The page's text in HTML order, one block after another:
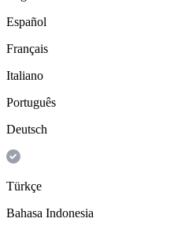
Español
Français
Italiano
Português
Deutsch
Türkçe
Bahasa Indonesia